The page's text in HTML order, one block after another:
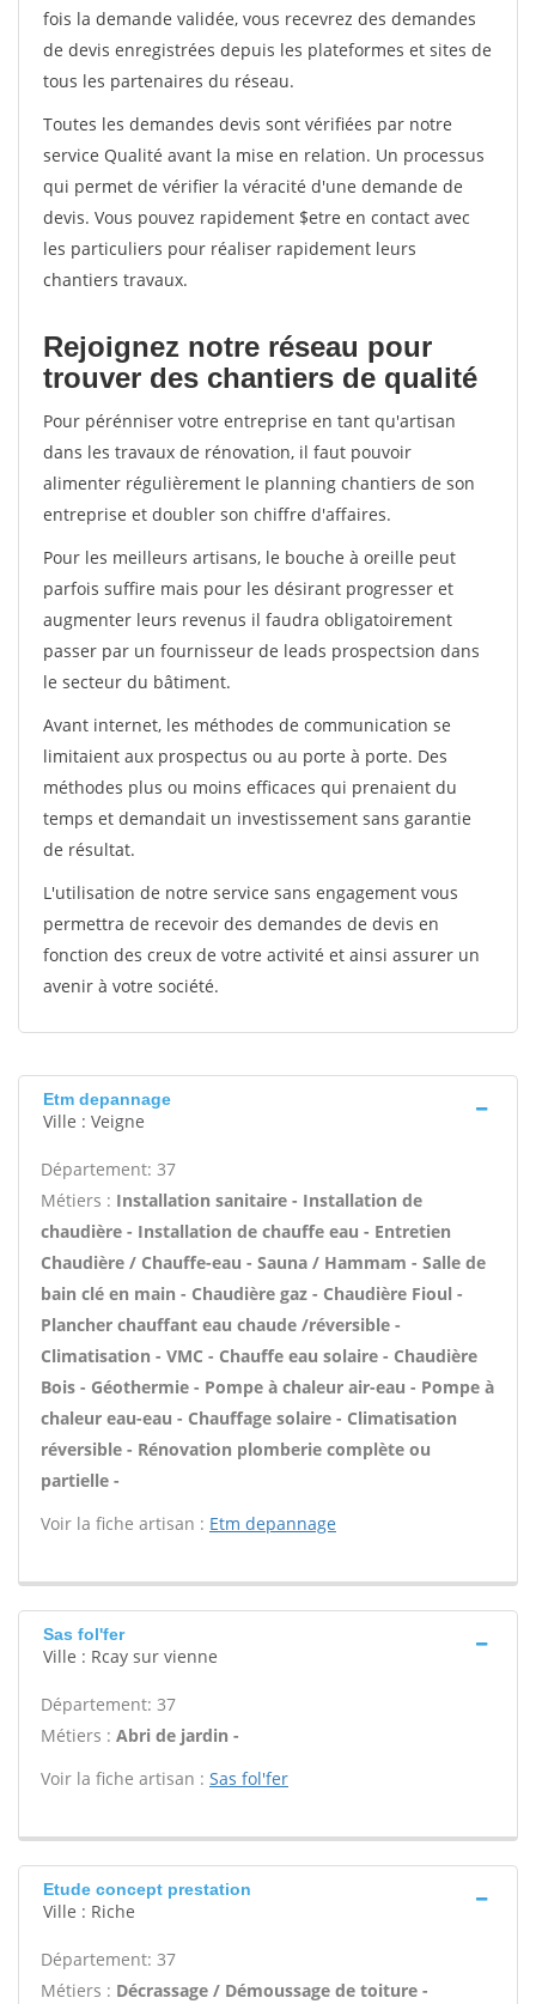
fois la demande validée, vous recevrez des demandes
de devis enregistrées depuis les plateformes et sites de
tous les partenaires du réseau.
Toutes les demandes devis sont vérifiées par notre
service Qualité avant la mise en relation. Un processus
qui permet de vérifier la véracité d'une demande de
devis. Vous pouvez rapidement $etre en contact avec
les particuliers pour réaliser rapidement leurs
chantiers travaux.
Rejoignez notre réseau pour
trouver des chantiers de qualité
Pour pérénniser votre entreprise en tant qu'artisan
dans les travaux de rénovation, il faut pouvoir
alimenter régulièrement le planning chantiers de son
entreprise et doubler son chiffre d'affaires.
Pour les meilleurs artisans, le bouche à oreille peut
parfois suffire mais pour les désirant progresser et
augmenter leurs revenus il faudra obligatoirement
passer par un fournisseur de leads prospectsion dans
le secteur du bâtiment.
Avant internet, les méthodes de communication se
limitaient aux prospectus ou au porte à porte. Des
méthodes plus ou moins efficaces qui prenaient du
temps et demandait un investissement sans garantie
de résultat.
L'utilisation de notre service sans engagement vous
permettra de recevoir des demandes de devis en
fonction des creux de votre activité et ainsi assurer un
avenir à votre société.
Etm depannage
Ville : Veigne
Département: 37
Métiers : Installation sanitaire - Installation de
chaudière - Installation de chauffe eau - Entretien
Chaudière / Chauffe-eau - Sauna / Hammam - Salle de
bain clé en main - Chaudière gaz - Chaudière Fioul -
Plancher chauffant eau chaude /réversible -
Climatisation - VMC - Chauffe eau solaire - Chaudière
Bois - Géothermie - Pompe à chaleur air-eau - Pompe à
chaleur eau-eau - Chauffage solaire - Climatisation
réversible - Rénovation plomberie complète ou
partielle -
Voir la fiche artisan : Etm depannage
Sas fol'fer
Ville : Rcay sur vienne
Département: 37
Métiers : Abri de jardin -
Voir la fiche artisan : Sas fol'fer
Etude concept prestation
Ville : Riche
Département: 37
Métiers : Décrassage / Démoussage de toiture -